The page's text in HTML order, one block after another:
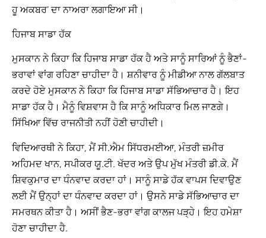
ਹੂ ਅਕਬਰ’ ਦਾ ਨਾਅਰਾ ਲਗਾਇਆ ਸੀ।
ਹਿਜਾਬ ਸਾਡਾ ਹੱਕ
ਮੁਸਕਾਨ ਨੇ ਕਿਹਾ ਕਿ ਹਿਜਾਬ ਸਾਡਾ ਹੱਕ ਹੈ ਅਤੇ ਸਾਨੂੰ ਸਾਰਿਆਂ ਨੂੰ ਭੈਣਾਂ-
ਭਰਾਵਾਂ ਵਾਂਗ ਰਹਿਣਾ ਚਾਹੀਦਾ ਹੈ। ਸ਼ਨੀਵਾਰ ਨੂੰ ਮੀਡੀਆ ਨਾਲ ਗੱਲਬਾਤ
ਕਰਦੇ ਹੋਏ ਮੁਸਕਾਨ ਨੇ ਕਿਹਾ ਕਿ ਹਿਜਾਬ ਸਾਡਾ ਸੱਭਿਆਚਾਰ ਹੈ। ਇਹ
ਸਾਡਾ ਹੱਕ ਹੈ। ਮੈਨੂੰ ਵਿਸ਼ਵਾਸ ਹੈ ਕਿ ਸਾਨੂੰ ਅਧਿਕਾਰ ਮਿਲ ਜਾਣਗੇ।
ਸਿੱਖਿਆ ਵਿੱਚ ਰਾਜਨੀਤੀ ਨਹੀਂ ਹੋਣੀ ਚਾਹੀਦੀ।
ਵਿਦਿਆਰਥੀ ਨੇ ਕਿਹਾ, ਮੈਂ ਸੀ.ਐਮ ਸਿੱਧਰਮਈਆ, ਮੰਤਰੀ ਜ਼ਮੀਰ
ਅਹਿਮਦ ਖਾਨ, ਸਪੀਕਰ ਯੂ.ਟੀ. ਖੱਦਰ ਅਤੇ ਉਪ ਮੁੱਖ ਮੰਤਰੀ ਡੀ.ਕੇ. ਮੈਂ
ਸ਼ਿਵਕੁਮਾਰ ਦਾ ਧੰਨਵਾਦ ਕਰਦਾ ਹਾਂ। ਸਾਨੂੰ ਸਾਡੇ ਹੱਕ ਵਾਪਸ ਦਿਵਾਉਣ
ਲਈ ਮੈਂ ਉਨ੍ਹਾਂ ਦਾ ਧੰਨਵਾਦ ਕਰਦਾ ਹਾਂ। ਉਸਨੇ ਸਾਡੇ ਸੱਭਿਆਚਾਰ ਦਾ
ਸਮਰਥਨ ਕੀਤਾ ਹੈ। ਅਸੀਂ ਭੈਣ-ਭਰਾ ਵਾਂਗ ਕਾਲਜ ਪੜ੍ਹੇ। ਇਹ ਹਮੇਸ਼ਾ
ਹੋਣਾ ਚਾਹੀਦਾ ਹੈ.